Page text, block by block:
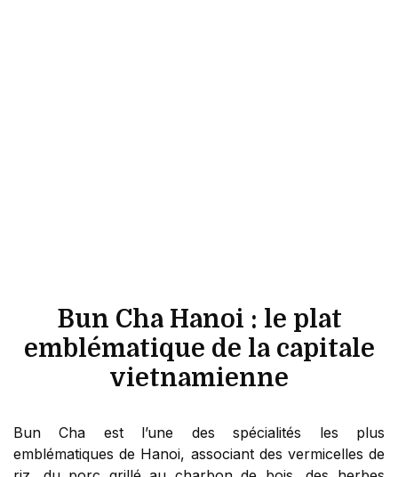
Bun Cha Hanoi : le plat
emblématique de la capitale
vietnamienne
Bun Cha est l’une des spécialités les plus
emblématiques de Hanoi, associant des vermicelles de